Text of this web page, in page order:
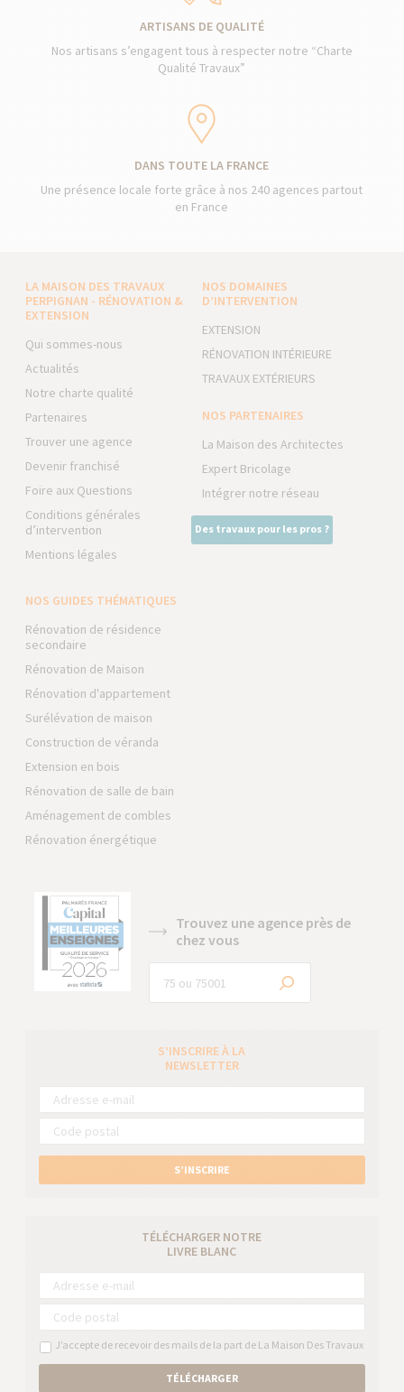
ARTISANS DE QUALITÉ
Nos artisans s’engagent tous à respecter notre “Charte
Qualité Travaux”
DANS TOUTE LA FRANCE
Une présence locale forte grâce à nos 240 agences partout
en France
LA MAISON DES TRAVAUX
PERPIGNAN - RÉNOVATION &
EXTENSION
Qui sommes-nous
Actualités
Notre charte qualité
Partenaires
Trouver une agence
Devenir franchisé
Foire aux Questions
Conditions générales
d’intervention
Mentions légales
NOS DOMAINES
D’INTERVENTION
EXTENSION
RÉNOVATION INTÉRIEURE
TRAVAUX EXTÉRIEURS
NOS PARTENAIRES
La Maison des Architectes
Expert Bricolage
Intégrer notre réseau
Des travaux pour les pros ?
NOS GUIDES THÉMATIQUES
Rénovation de résidence
secondaire
Rénovation de Maison
Rénovation d'appartement
Surélévation de maison
Construction de véranda
Extension en bois
Rénovation de salle de bain
Aménagement de combles
Rénovation énergétique
Trouvez une agence près de
chez vous
S’INSCRIRE À LA
NEWSLETTER
S’INSCRIRE
TÉLÉCHARGER NOTRE
LIVRE BLANC
J’accepte de recevoir des mails de la part de La Maison Des Travaux
TÉLÉCHARGER